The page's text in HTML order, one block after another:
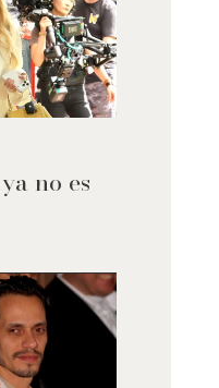
no es